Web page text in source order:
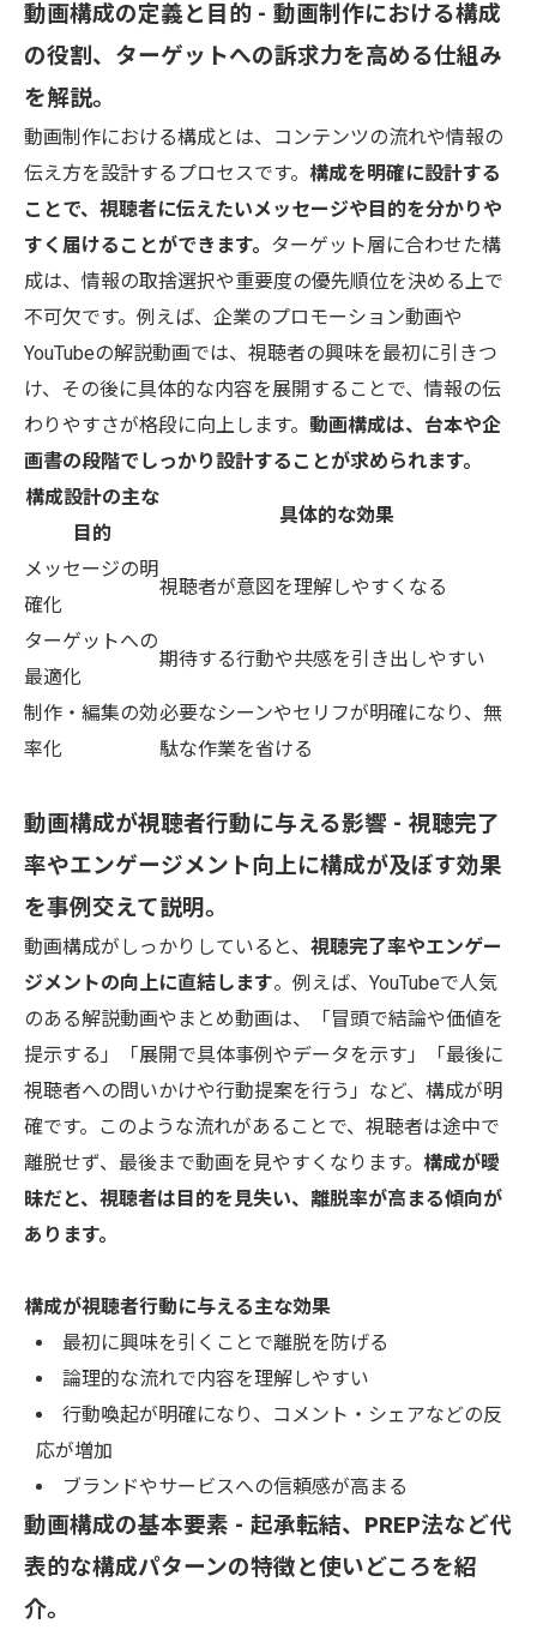
動画構成の定義と目的 - 動画制作における構成
の役割、ターゲットへの訴求力を高める仕組み
を解説。
動画制作における構成とは、コンテンツの流れや情報の
伝え方を設計するプロセスです。 構成を明確に設計する
ことで、視聴者に伝えたいメッセージや目的を分かりや
すく届けることができます。 ターゲット層に合わせた構
成は、情報の取捨選択や重要度の優先順位を決める上で
不可欠です。例えば、企業のプロモーション動画や
YouTubeの解説動画では、視聴者の興味を最初に引きつ
け、その後に具体的な内容を展開することで、情報の伝
わりやすさが格段に向上します。 動画構成は、台本や企
画書の段階でしっかり設計することが求められます。
構成設計の主な
目的
具体的な効果
メッセージの明
確化
視聴者が意図を理解しやすくなる
ターゲットへの
最適化
期待する行動や共感を引き出しやすい
制作・編集の効
率化
必要なシーンやセリフが明確になり、無
駄な作業を省ける
動画構成が視聴者行動に与える影響 - 視聴完了
率やエンゲージメント向上に構成が及ぼす効果
を事例交えて説明。
動画構成がしっかりしていると、 視聴完了率やエンゲー
ジメントの向上に直結します。例えば、YouTubeで人気
のある解説動画やまとめ動画は、「冒頭で結論や価値を
提示する」「展開で具体事例やデータを示す」「最後に
視聴者への問いかけや行動提案を行う」など、構成が明
確です。このような流れがあることで、視聴者は途中で
離脱せず、最後まで動画を見やすくなります。 構成が曖
昧だと、視聴者は目的を見失い、離脱率が高まる傾向が
あります。
構成が視聴者行動に与える主な効果
最初に興味を引くことで離脱を防げる
論理的な流れで内容を理解しやすい
行動喚起が明確になり、コメント・シェアなどの反
応が増加
ブランドやサービスへの信頼感が高まる
動画構成の基本要素 - 起承転結、PREP法など代
表的な構成パターンの特徴と使いどころを紹
介。